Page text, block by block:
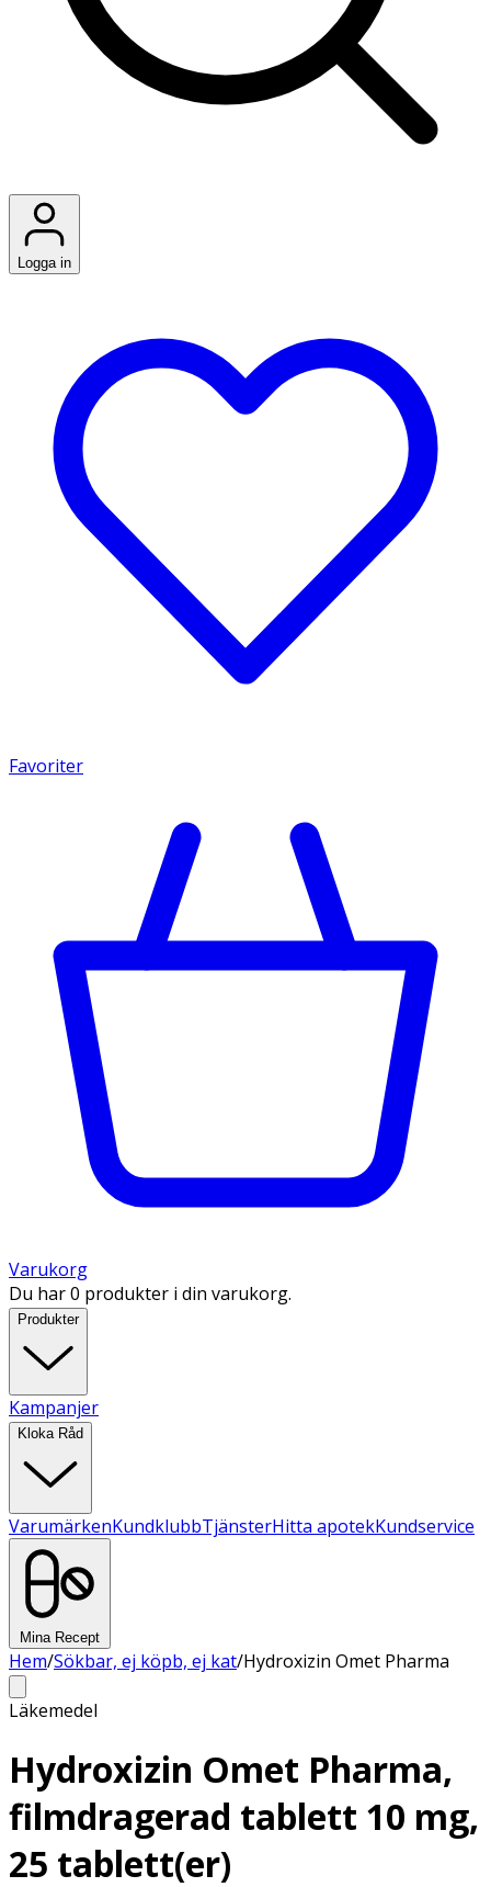
Logga in
Favoriter
Varukorg
Du har 0 produkter i din varukorg.
Produkter
Kampanjer
Kloka Råd
VarumärkenKundklubbTjänsterHitta apotekKundservice
Mina Recept
Hem/Sökbar, ej köpb, ej kat/Hydroxizin Omet Pharma
Läkemedel
Hydroxizin Omet Pharma,
filmdragerad tablett 10 mg,
25 tablett(er)